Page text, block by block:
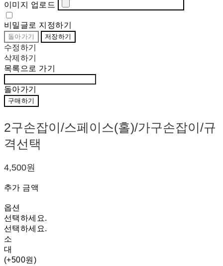
이미지 업로드
비밀글로 지정하기
돌아가기 저장하기
수정하기
삭제하기
목록으로 가기
돌아가기
구매하기
2구손잡이/스페이스(홀)/가구손잡이/규
격선택
4,500원
추가 금액
옵션
선택하세요.
선택하세요.
소
대
(+500원)